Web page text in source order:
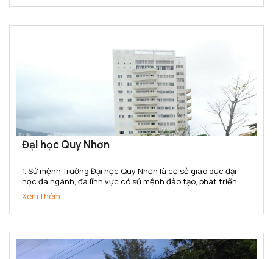
Đại học Quy Nhơn
1. Sứ mệnh Trường Đại học Quy Nhơn là cơ sở giáo dục đại
học đa ngành, đa lĩnh vực có sứ mệnh đào tạo, phát triển
nguồn nhân lực chất lượng cao; bồi dưỡng nhân tài; nghiên
cứu khoa học, truyền bá tri thức và chuyển giao công...
Xem thêm